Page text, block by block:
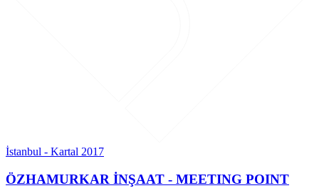
İstanbul - Kartal 2017
ÖZHAMURKAR İNŞAAT - MEETING POINT